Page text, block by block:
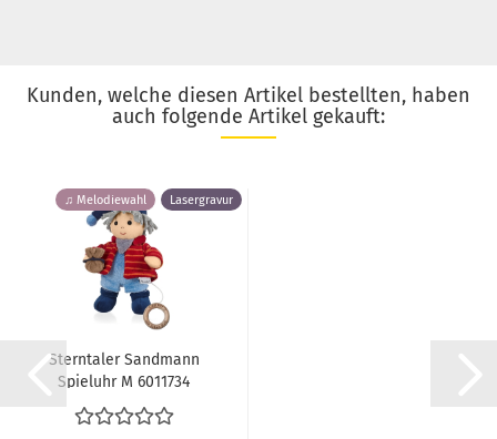
Kunden, welche diesen Artikel bestellten, haben
auch folgende Artikel gekauft:
♫ Melodiewahl Lasergravur
Sterntaler Sandmann
Spieluhr M 6011734